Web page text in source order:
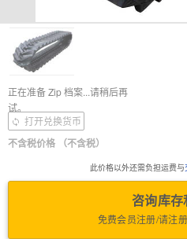
下载照片
正在准备 Zip 档案...请稍后再
试。
不含税价格 （不含税）
打开兑换货币
此价格以外还需负担运费与
咨询库
免费会员注册/请注